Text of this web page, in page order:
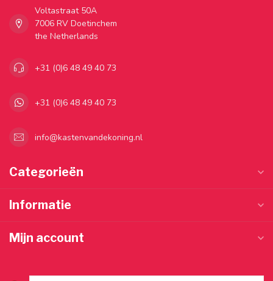
Voltastraat 50A
7006 RV Doetinchem
the Netherlands
+31 (0)6 48 49 40 73
+31 (0)6 48 49 40 73
info@kastenvandekoning.nl
Categorieën
Informatie
Mijn account